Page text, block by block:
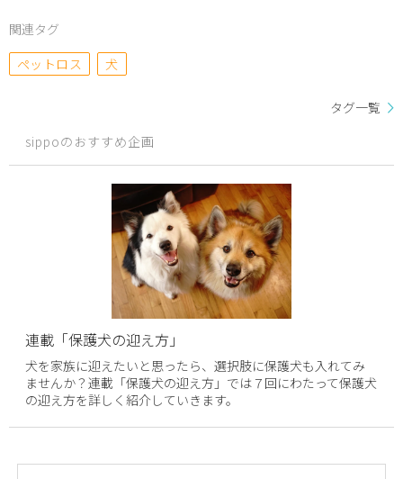
関連タグ
ペットロス
犬
タグ一覧
sippoのおすすめ企画
連載「保護犬の迎え方」
犬を家族に迎えたいと思ったら、選択肢に保護犬も入れてみ
ませんか？連載「保護犬の迎え方」では７回にわたって保護犬
の迎え方を詳しく紹介していきます。